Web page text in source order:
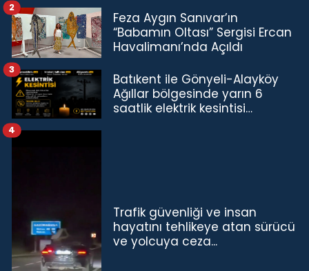
Feza Aygın Sanıvar’ın
“Babamın Oltası” Sergisi Ercan
Havalimanı’nda Açıldı
2
Batıkent ile Gönyeli-Alayköy
Ağıllar bölgesinde yarın 6
saatlik elektrik kesintisi…
3
Trafik güvenliği ve insan
hayatını tehlikeye atan sürücü
ve yolcuya ceza...
4